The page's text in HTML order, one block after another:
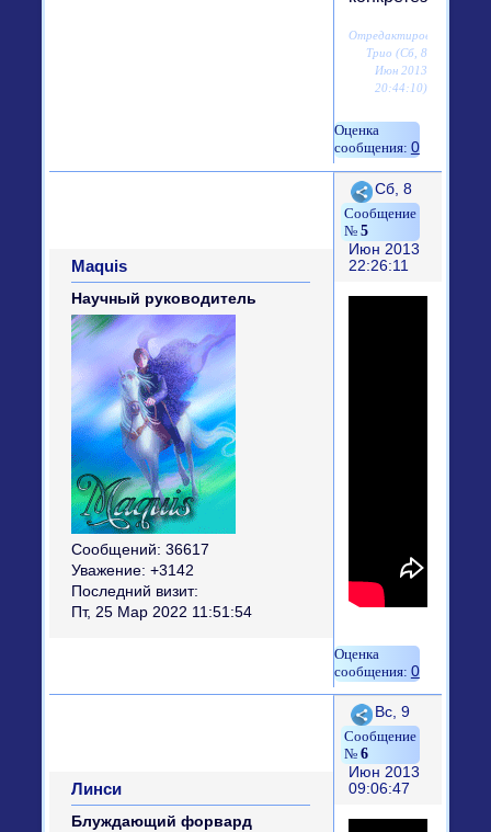
Отредактировано
Трио (Сб, 8
Июн 2013
20:44:10)
0
Поделиться
5
Сб, 8
Июн 2013
22:26:11
Maquis
Научный руководитель
Сообщений: 36617
Уважение: +3142
Последний визит:
Пт, 25 Мар 2022 11:51:54
0
Поделиться
6
Вс, 9
Июн 2013
09:06:47
Линси
Блуждающий форвард